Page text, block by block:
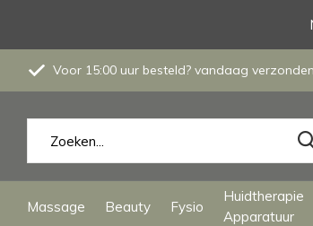
Massage Beauty Fysio
Huidtherapie
Apparatuur
Voor 15:00 uur besteld? vandaag